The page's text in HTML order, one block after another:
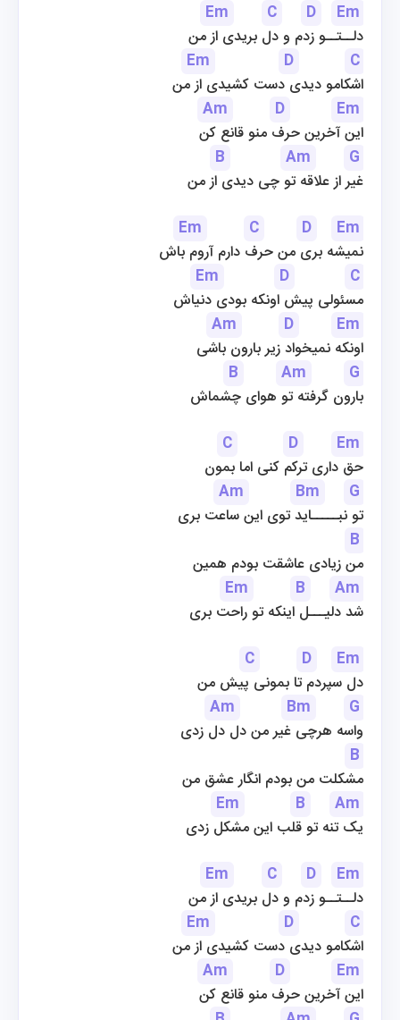
Em
C D
Em
دلــتــو زدم و دل بریدی از من
Em
D
C
اشکامو دیدی دست کشیدی از من
Am
D
Em
این آخرین حرف منو قانع کن
B
Am
G
غیر از علاقه تو چی دیدی از من
Em
C D
Em
نمیشه بری من حرف دارم آروم باش
Em
D
C
مسئولی پیش اونکه بودی دنیاش
Am
D
Em
اونکه نمیخواد زیر بارون باشی
B
Am
G
بارون گرفته تو هوای چشماش
C
D
Em
حق داری ترکم کنی اما بمون
Am
Bm
G
تو نبـــــاید توی این ساعت بری
B
من زیادی عاشقت بودم همین
Em
B
Am
شد دلیـــل اینکه تو راحت بری
C
D
Em
دل سپردم تا بمونی پیش من
Am
Bm
G
واسه هرچی غیر من دل دل زدی
B
مشکلت من بودم انگار عشق من
Em
B
Am
یک تنه تو قلب این مشکل زدی
Em
C D
Em
دلــتــو زدم و دل بریدی از من
Em
D
C
اشکامو دیدی دست کشیدی از من
Am
D
Em
این آخرین حرف منو قانع کن